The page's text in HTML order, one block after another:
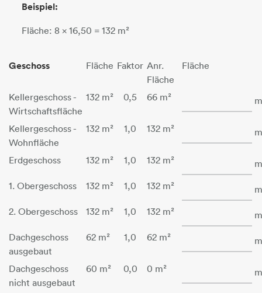
Beispiel:
Fläche: 8 x 16,50 = 132 m²
Geschoss Fläche Faktor Anr.
Fläche
Fläche
Kellergeschoss -
Wirtschaftsfläche
132 m² 0,5 66 m² Fläche -
Kellergeschoss -
Wohnfläche
132 m² 1,0 132 m² Fläche -
Erdgeschoss 132 m² 1,0 132 m² Fläche -
1. Obergeschoss
132 m² 1,0 132 m² Fläche - 1.
2. Obergeschoss
132 m² 1,0 132 m² Fläche - 2.
Dachgeschoss
ausgebaut
62 m² 1,0 62 m² Fläche -
Dachgeschoss
nicht ausgebaut
60 m² 0,0 0 m² Fläche -